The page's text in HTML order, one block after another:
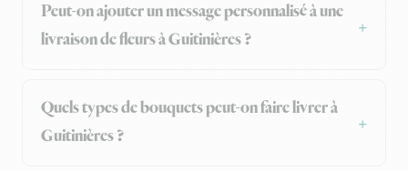
Peut-on ajouter un message personnalisé à une
livraison de fleurs à Guitinières ?
Quels types de bouquets peut-on faire livrer à
Guitinières ?